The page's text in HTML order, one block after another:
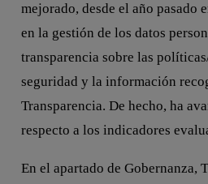
mejorado, desde el año pasado
en la gestión de los datos
transparencia sobre las
seguridad y la información
Transparencia. De hecho, ha
respecto a los indicadores
En el apartado de Gobernanza,